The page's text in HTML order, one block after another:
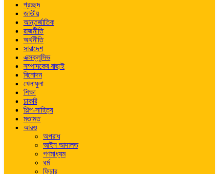
প্রচ্ছদ
জাতীয়
আন্তর্জাতিক
রাজনীতি
অর্থনীতি
সারাদেশ
এক্সক্লুসিভ
সম্পাদকের বাছাই
বিনোদন
খেলাধুলা
শিক্ষা
চাকরি
শিল্প-সাহিত্য
মতামত
আরও
অপরাধ
আইন আদালত
গণমাধ্যম
ধর্ম
ফিচার